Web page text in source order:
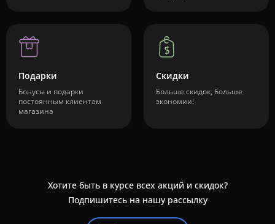
Подарки
Бонусы и подарки
постоянным клиентам
магазина
Скидки
Больше скидок, больше
экономии!
Хотите быть в курсе всех акций и скидок?
Подпишитесь на нашу рассылку